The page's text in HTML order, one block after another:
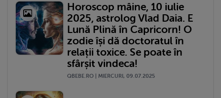
Horoscop mâine, 10 iulie
2025, astrolog Vlad Daia. E
Lună Plină în Capricorn! O
zodie își dă doctoratul în
relații toxice. Se poate în
sfârșit vindeca!
QBEBE.RO | MIERCURI, 09.07.2025